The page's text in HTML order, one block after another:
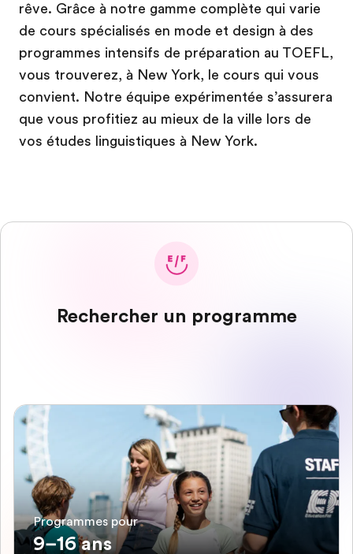
EF recrute
Rejoignez nos équipes
rêve. Grâce à notre gamme complète qui varie
de cours spécialisés en mode et design à des
programmes intensifs de préparation au TOEFL,
vous trouverez, à New York, le cours qui vous
convient. Notre équipe expérimentée s’assurera
que vous profitiez au mieux de la ville lors de
vos études linguistiques à New York.
Rechercher un programme
Programmes pour
9–16 ans